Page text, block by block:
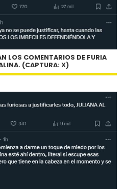
LOS COMENTARIOS DE FURIA
(CAPTURA: X)